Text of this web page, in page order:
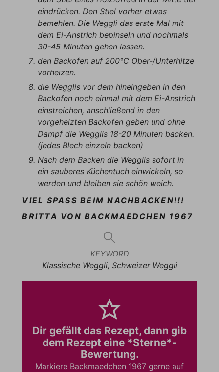
eindrücken. Den Stiel vorher etwas
bemehlen. Die Weggli das erste Mal mit
dem Ei-Anstrich bepinseln und nochmals
30-45 Minuten gehen lassen.
den Backofen auf 200°C Ober-/Unterhitze
vorheizen.
die Wegglis vor dem hineingeben in den
Backofen noch einmal mit dem Ei-Anstrich
einstreichen, anschließend in den
vorgeheizten Backofen geben und ohne
Dampf die Wegglis 18-20 Minuten backen.
(jedes Blech einzeln backen)
Nach dem Backen die Wegglis sofort in
ein sauberes Küchentuch einwickeln, so
werden und bleiben sie schön weich.
VIEL SPASS BEIM NACHBACKEN!!!
BRITTA VON BACKMAEDCHEN 1967
KEYWORD
Klassische Weggli, Schweizer Weggli
Dir gefällt das Rezept, dann gib
dem Rezept eine *Sterne*-
Bewertung.
Markiere Backmaedchen 1967 gerne auf